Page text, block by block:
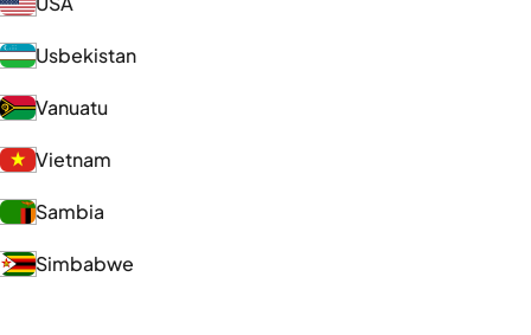
Usbekistan
Vanuatu
Vietnam
Sambia
Simbabwe